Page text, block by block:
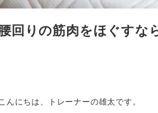
回りの筋肉をほぐすな
んにちは、トレーナーの雄太です。